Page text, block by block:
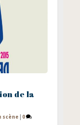
de la
scène | 0